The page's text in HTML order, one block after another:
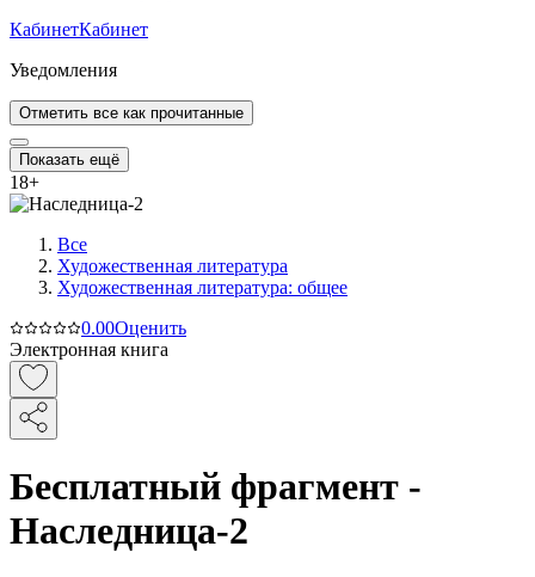
КабинетКабинет
Уведомления
Отметить все как прочитанные
Показать ещё
18+
Все
Художественная литература
Художественная литература: общее
0.00Оценить
Электронная книга
Бесплатный фрагмент -
Наследница-2